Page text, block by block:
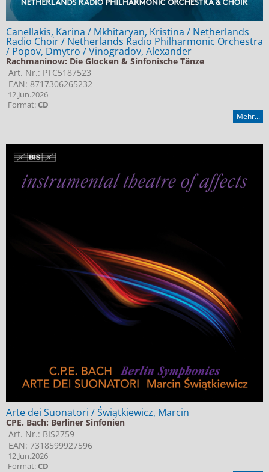
Canellakis, Karina / Mkhitaryan, Kristina / Netherlands
Radio Choir / Netherlands Radio Philharmonic Orchestra
/ Popov, Dmytro / Vinogradov, Alexander
Rachmaninow: Die Glocken & Sinfonische Tänze
Art. Nr.: PTC5187523
EAN: 8717306265232
12.Jun.2026
Format:CD
Mehr...
Arte dei Suonatori / Świątkiewicz, Marcin
CPE. Bach: Berliner Sinfonien
Art. Nr.: BIS2759
EAN: 7318599927596
12.Jun.2026
Format:CD